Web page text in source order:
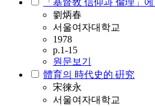
「基督敎 信仰과 倫理」
劉炳春
서울여자대학교
1978
p.1-15
원문보기
體育의 時代史的 硏究
宋徠永
서울여자대학교